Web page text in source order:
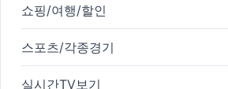
쇼핑/여행/할인
스포츠/각종경기
실시간TV보기